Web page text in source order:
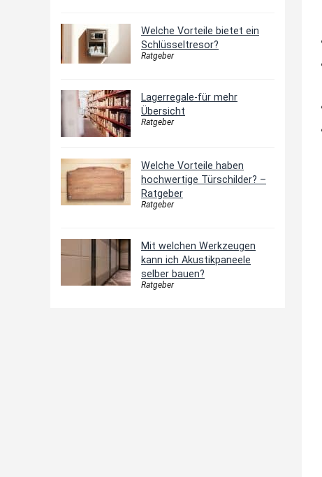
Welche Vorteile bietet ein
Schlüsseltresor?
Ratgeber
Lagerregale-für mehr
Übersicht
Ratgeber
Welche Vorteile haben
hochwertige Türschilder? –
Ratgeber
Ratgeber
Mit welchen Werkzeugen
kann ich Akustikpaneele
selber bauen?
Ratgeber